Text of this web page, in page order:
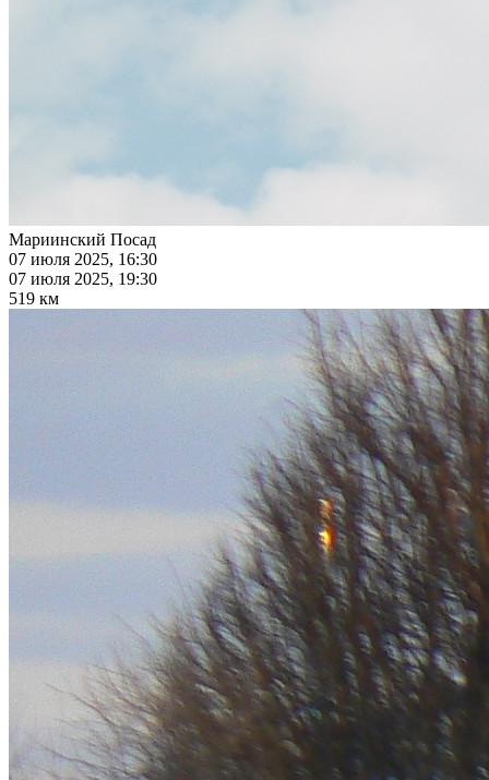
Мариинский Посад
07 июля 2025, 16:30
07 июля 2025, 19:30
519 км